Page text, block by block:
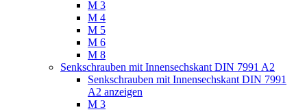
M 3
M 4
M 5
M 6
M 8
Senkschrauben mit Innensechskant DIN 7991 A2
Senkschrauben mit Innensechskant DIN 7991
A2 anzeigen
M 3